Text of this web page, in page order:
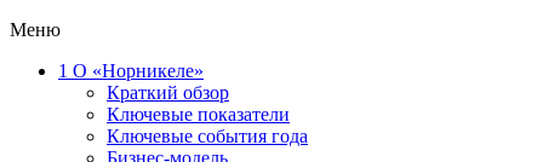
Меню
1 О «Норникеле»
Краткий обзор
Ключевые показатели
Ключевые события года
Бизнес-модель